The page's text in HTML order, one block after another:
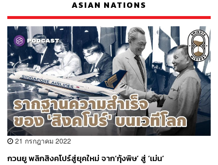
ASIAN NATIONS
21 กรกฎาคม 2022
กวนยู พลิกสิงคโปร์สู่ยุคใหม่ จาก’กุ้งพิษ’ สู่ ‘เม่น’